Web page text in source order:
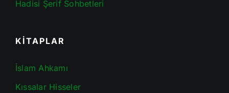
Hadisi Şerif Sohbetleri
KİTAPLAR
İslam Ahkamı
Kıssalar Hisseler